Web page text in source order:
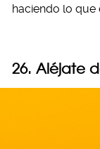
haciendo lo que
26. Aléjate